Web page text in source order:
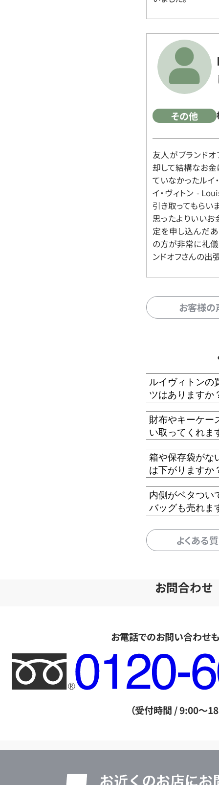
その他
友人がブランド
却して結構なお金
ていなかったルイ
イ・ヴィトン -
引き取ってもらい
思ったよりいいお
定を申し込んだ
の方が非常に礼儀
ンドオフさんの出
お客様
ルイヴィトンの
ツはありますか
財布やキーケー
い取ってくれま
箱や保存袋がな
は下がりますか
内側がベタつい
バッグも売れま
よくある
お問合わせ
お電話でのお問い合わせ
フ
リ
ー
ル
（受付時間 / 9:00～